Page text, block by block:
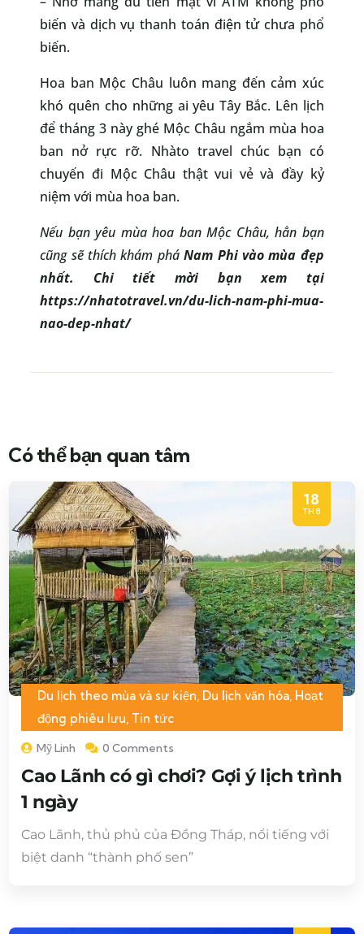
biến và dịch vụ thanh toán điện tử chưa phổ
biến.
Hoa ban Mộc Châu luôn mang đến cảm xúc
khó quên cho những ai yêu Tây Bắc. Lên lịch
để tháng 3 này ghé Mộc Châu ngắm mùa hoa
ban nở rực rỡ. Nhàto travel chúc bạn có
chuyến đi Mộc Châu thật vui vẻ và đầy kỷ
niệm với mùa hoa ban.
Nếu bạn yêu mùa hoa ban Mộc Châu, hẳn bạn
cũng sẽ thích khám pháNam Phi vào mùa đẹp
nhất. Chi tiết mời bạn xem tại
https://nhatotravel.vn/du-lich-nam-phi-mua-
nao-dep-nhat/
Có thể bạn quan tâm
18
TH8
Du lịch theo mùa và sự kiện, Du lịch văn hóa, Hoạt
động phiêu lưu, Tin tức
Mỹ Linh 0 Comments
Cao Lãnh có gì chơi? Gợi ý lịch trình
1 ngày
Cao Lãnh, thủ phủ của Đồng Tháp, nổi tiếng với
biệt danh “thành phố sen”